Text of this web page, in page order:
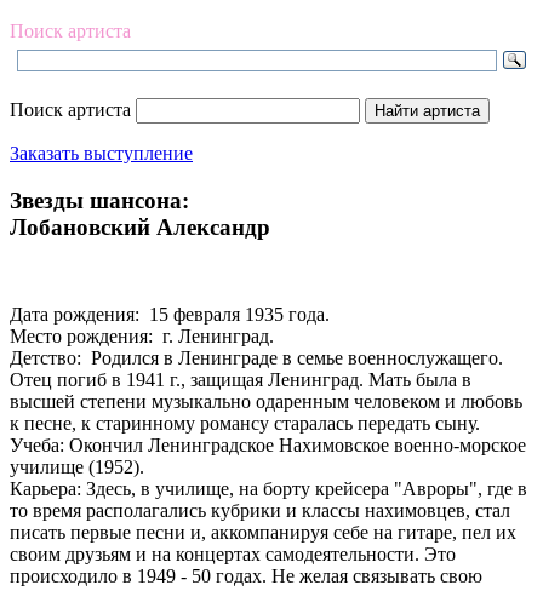
Поиск артиста
Поиск артиста
Заказать выступление
Звезды шансона:
Лобановский Александр
Дата рождения: 15 февраля 1935 года.
Место рождения: г. Ленинград.
Детство: Родился в Ленинграде в семье военнослужащего.
Отец погиб в 1941 г., защищая Ленинград. Мать была в
высшей степени музыкально одаренным человеком и любовь
к песне, к старинному романсу старалась передать сыну.
Учеба: Окончил Ленинградское Нахимовское военно-морское
училище (1952).
Карьера: Здесь, в училище, на борту крейсера "Авроры", где в
то время располагались кубрики и классы нахимовцев, стал
писать первые песни и, аккомпанируя себе на гитаре, пел их
своим друзьям и на концертах самодеятельности. Это
происходило в 1949 - 50 годах. Не желая связывать свою